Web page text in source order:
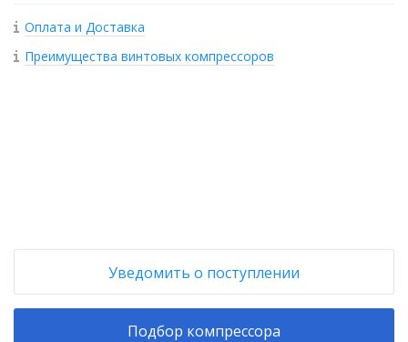
Оплата и Доставка
Преимущества винтовых компрессоров
Уведомить о поступлении
Подбор компрессора